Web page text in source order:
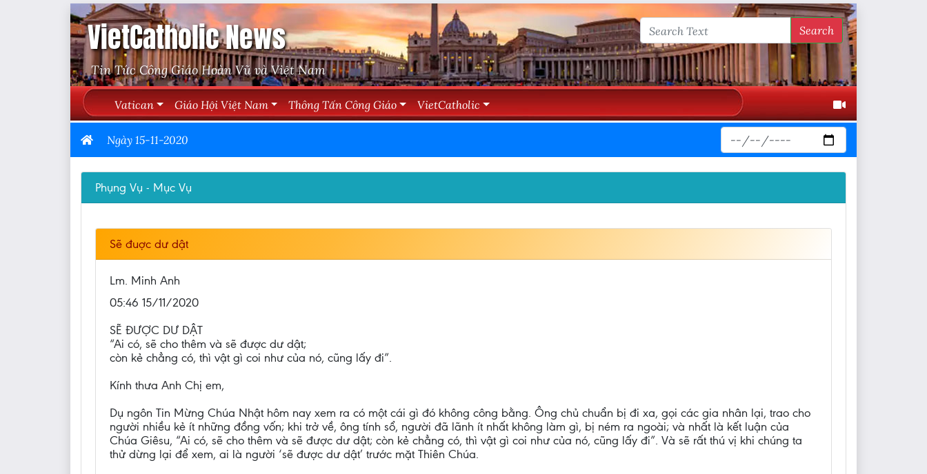
VietCatholic News
Tin Tức Công Giáo Hoàn Vũ và Việt Nam
Search
Vatican Giáo Hội Việt Nam Thông Tấn Công Giáo VietCatholic
Ngày 15-11-2020
Phụng Vụ - Mục Vụ
Sẽ đuợc dư dật
Lm. Minh Anh
05:46 15/11/2020
SẼ ĐƯỢC DƯ DẬT
“Ai có, sẽ cho thêm và sẽ được dư dật;
còn kẻ chẳng có, thì vật gì coi như của nó, cũng lấy đi”.
Kính thưa Anh Chị em,
Dụ ngôn Tin Mừng Chúa Nhật hôm nay xem ra có một cái gì đó không công bằng. Ông chủ chuẩn bị đi xa, gọi các gia nhân lại, trao cho
người nhiều kẻ ít những đồng vốn; khi trở về, ông tính sổ, người đã lãnh ít nhất không làm gì, bị ném ra ngoài; và nhất là kết luận của
Chúa Giêsu, “Ai có, sẽ cho thêm và sẽ được dư dật; còn kẻ chẳng có, thì vật gì coi như của nó, cũng lấy đi”. Và sẽ rất thú vị khi chúng ta
thử dừng lại để xem, ai là người ‘sẽ được dư dật’ trước mặt Thiên Chúa.